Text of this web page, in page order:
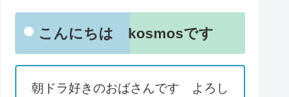
こんにちは kosmosです
朝ドラ好きのおばさんです よろし